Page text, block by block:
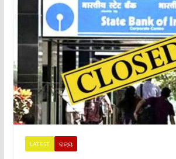
LATEST ରାଜ୍ୟ